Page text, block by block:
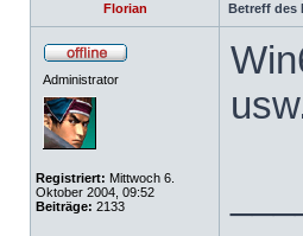
Florian Betreff des
Administrator
Registriert: Mittwoch 6.
Oktober 2004, 09:52
Beiträge: 2133